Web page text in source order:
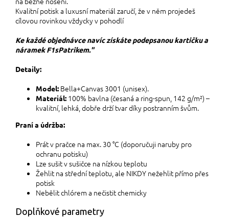
Kvalitní potisk a luxusní materiál zaručí, že v něm projedeš
cílovou rovinkou vždycky v pohodlí
Ke každé objednávce navíc získáte podepsanou kartičku a
náramek F1sPatrikem."
Detaily:
Model: Bella+Canvas 3001 (unisex).
Materiál: 100% bavlna (česaná a ring-spun, 142 g/m²) –
kvalitní, lehká, dobře drží tvar díky postranním švům.
Praní a údržba:
Prát v pračce na max. 30 °C (doporučuji naruby pro
ochranu potisku)
Lze sušit v sušičce na nízkou teplotu
Žehlit na střední teplotu, ale NIKDY nežehlit přímo přes
potisk
Nebělit chlórem a nečistit chemicky
Doplňkové parametry